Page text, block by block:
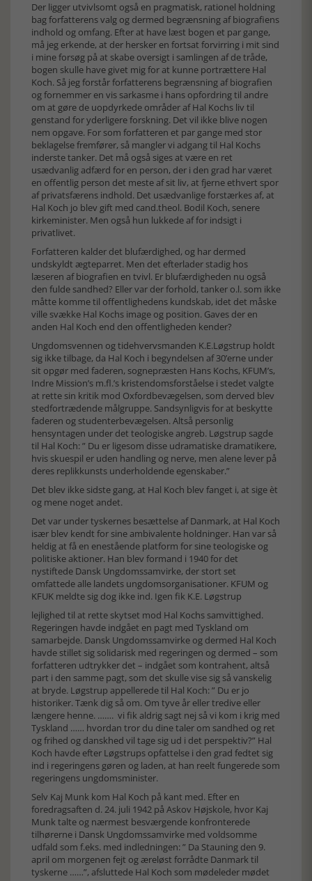
Der ligger utvivlsomt også en pragmatisk, rationel holdning
bag forfatterens valg og dermed begrænsning af biografiens
indhold og omfang. Efter at have læst bogen et par gange,
må jeg erkende, at der hersker en fortsat forvirring i mit sind
i mine forsøg på at skabe oversigt i samlingen af de tråde,
bogen skulle have givet mig for at kunne portrættere Hal
Koch. Så jeg forstår forfatterens begrænsning af biografien
og fornemmer en vis sarkasme i hans opfordring til andre
om at gøre de uopdyrkede områder af Hal Kochs liv til
genstand for yderligere forskning. Det vil ikke blive nogen
nem opgave. For som forfatteren et par gange med stor
beklagelse fremfører, så mangler vi adgang til Hal Kochs
inderste tanker. Det må også siges at være en ret
usædvanlig adfærd for en person, der i den grad har været
en offentlig person det meste af sit liv, at fjerne ethvert spor
af privatsfærens indhold. Det usædvanlige forstærkes af, at
Hal Koch jo blev gift med cand.theol. Bodil Koch, senere
kirkeminister. Men også hun lukkede af for indsigt i
privatlivet.
Forfatteren kalder det blufærdighed, og har dermed
undskyldt ægteparret. Men det efterlader stadig hos
læseren af biografien en tvivl. Er blufærdigheden nu også
den fulde sandhed? Eller var der forhold, tanker o.l. som ikke
måtte komme til offentlighedens kundskab, idet det måske
ville svække Hal Kochs image og position. Gaves der en
anden Hal Koch end den offentligheden kender?
Ungdomsvennen og tidehvervsmanden K.E.Løgstrup holdt
sig ikke tilbage, da Hal Koch i begyndelsen af 30’erne under
sit opgør med faderen, sognepræsten Hans Kochs, KFUM’s,
Indre Mission’s m.fl.’s kristendomsforståelse i stedet valgte
at rette sin kritik mod Oxfordbevægelsen, som derved blev
stedfortrædende målgruppe. Sandsynligvis for at beskytte
faderen og studenterbevægelsen. Altså personlig
hensyntagen under det teologiske angreb. Løgstrup sagde
til Hal Koch: ” Du er ligesom disse udramatiske dramatikere,
hvis skuespil er uden handling og nerve, men alene lever på
deres replikkunsts underholdende egenskaber.”
Det blev ikke sidste gang, at Hal Koch blev fanget i, at sige èt
og mene noget andet.
Det var under tyskernes besættelse af Danmark, at Hal Koch
især blev kendt for sine ambivalente holdninger. Han var så
heldig at få en enestående platform for sine teologiske og
politiske aktioner. Han blev formand i 1940 for det
nystiftede Dansk Ungdomssamvirke, der stort set
omfattede alle landets ungdomsorganisationer. KFUM og
KFUK meldte sig dog ikke ind. Igen fik K.E. Løgstrup
lejlighed til at rette skytset mod Hal Kochs samvittighed.
Regeringen havde indgået en pagt med Tyskland om
samarbejde. Dansk Ungdomssamvirke og dermed Hal Koch
havde stillet sig solidarisk med regeringen og dermed – som
forfatteren udtrykker det – indgået som kontrahent, altså
part i den samme pagt, som det skulle vise sig så vanskelig
at bryde. Løgstrup appellerede til Hal Koch: ” Du er jo
historiker. Tænk dig så om. Om tyve år eller tredive eller
længere henne. ……. vi fik aldrig sagt nej så vi kom i krig med
Tyskland …… hvordan tror du dine taler om sandhed og ret
og frihed og danskhed vil tage sig ud i det perspektiv?” Hal
Koch havde efter Løgstrups opfattelse i den grad fedtet sig
ind i regeringens gøren og laden, at han reelt fungerede som
regeringens ungdomsminister.
Selv Kaj Munk kom Hal Koch på kant med. Efter en
foredragsaften d. 24. juli 1942 på Askov Højskole, hvor Kaj
Munk talte og nærmest besværgende konfronterede
tilhørerne i Dansk Ungdomssamvirke med voldsomme
udfald som f.eks. med indledningen: ” Da Stauning den 9.
april om morgenen fejt og æreløst forrådte Danmark til
tyskerne ……”, afsluttede Hal Koch som mødeleder mødet